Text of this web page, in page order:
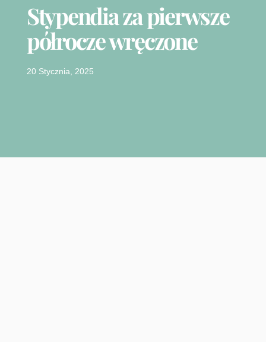
Stypendia za pierwsze
półrocze wręczone
20 Stycznia, 2025